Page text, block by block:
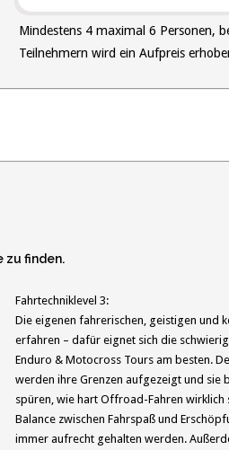
Mindestens 4 maximal 6 Personen,
Teilnehmern wird ein Aufpreis
zu finden.
Fahrtechniklevel 3:
Die eigenen fahrerischen, geistigen und
erfahren – dafür eignet sich die
Enduro & Motocross Tours am besten.
werden ihre Grenzen aufgezeigt und sie
spüren, wie hart Offroad-Fahren wirklich
Balance zwischen Fahrspaß und
immer aufrecht gehalten werden.